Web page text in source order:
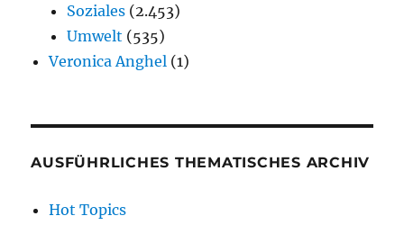
Soziales (2.453)
Umwelt (535)
Veronica Anghel (1)
AUSFÜHRLICHES THEMATISCHES ARCHIV
Hot Topics